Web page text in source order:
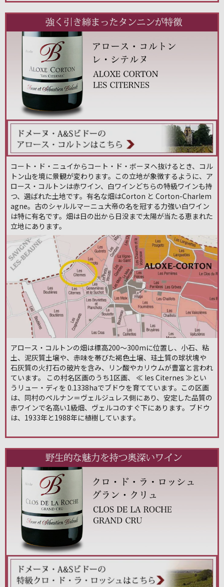
コート・ド・ニュイからコート・ド・ボーヌへ抜けるとき、コル
トン山を境に景観が変わります。この立地が象徴するように、ア
ロース・コルトンは赤ワイン、白ワインどちらの特級ワインも持
つ、選ばれた土地です。有名な畑はCorton と Corton-Charlem
agne。古のシャルルマーニュ大帝の名を冠する力強い白ワイン
は特に有名です。畑は日の出から日没まで太陽が当たる恵まれた
立地にあります。
アロース・コルトンの畑は標高200～300mに位置し、小石、粘
土、泥灰質土壌や、赤味を帯びた褐色土壌、珪土質の球状塊や
石灰質の火打石の破片を含み、リン酸やカリウムが豊富と言われ
ています。 この村名区画のうち1区画、 ≪ les Citernes ≫とい
うリュー・ディを 0.1338haでブドウを育てています。この区画
は、同村のペルナン＝ヴェルジュレス側にあり、安定した品質の
赤ワインで名高い1級畑、ヴェルコのすぐ下にあります。ブドウ
は、1933年と1988年に植樹しています。